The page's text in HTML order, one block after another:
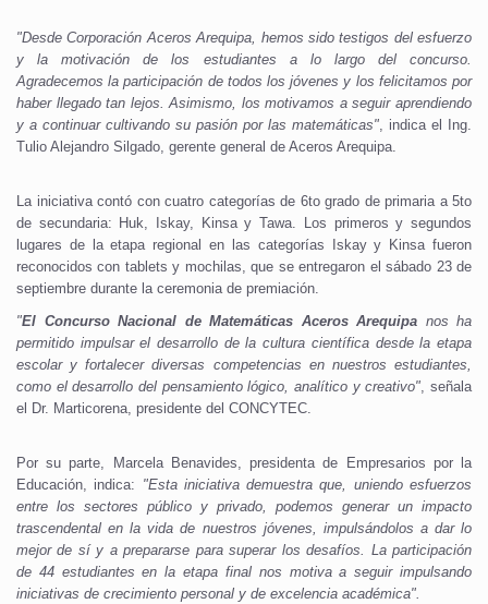
"Desde Corporación Aceros Arequipa, hemos sido testigos del esfuerzo
y la motivación de los estudiantes a lo largo del concurso.
Agradecemos la participación de todos los jóvenes y los felicitamos por
haber llegado tan lejos. Asimismo, los motivamos a seguir aprendiendo
y a continuar cultivando su pasión por las matemáticas", indica el Ing.
Tulio Alejandro Silgado, gerente general de Aceros Arequipa.
La iniciativa contó con cuatro categorías de 6to grado de primaria a 5to
de secundaria: Huk, Iskay, Kinsa y Tawa. Los primeros y segundos
lugares de la etapa regional en las categorías Iskay y Kinsa fueron
reconocidos con tablets y mochilas, que se entregaron el sábado 23 de
septiembre durante la ceremonia de premiación.
"El Concurso Nacional de Matemáticas Aceros Arequipa nos ha
permitido impulsar el desarrollo de la cultura científica desde la etapa
escolar y fortalecer diversas competencias en nuestros estudiantes,
como el desarrollo del pensamiento lógico, analítico y creativo", señala
el Dr. Marticorena, presidente del CONCYTEC.
Por su parte, Marcela Benavides, presidenta de Empresarios por la
Educación, indica: "Esta iniciativa demuestra que, uniendo esfuerzos
entre los sectores público y privado, podemos generar un impacto
trascendental en la vida de nuestros jóvenes, impulsándolos a dar lo
mejor de sí y a prepararse para superar los desafíos. La participación
de 44 estudiantes en la etapa final nos motiva a seguir impulsando
iniciativas de crecimiento personal y de excelencia académica".